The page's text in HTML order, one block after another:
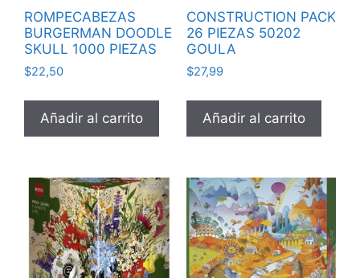
ROMPECABEZAS
BURGERMAN DOODLE
SKULL 1000 PIEZAS
$22,50
Añadir al carrito
CONSTRUCTION PACK
26 PIEZAS 50202
GOULA
$27,99
Añadir al carrito